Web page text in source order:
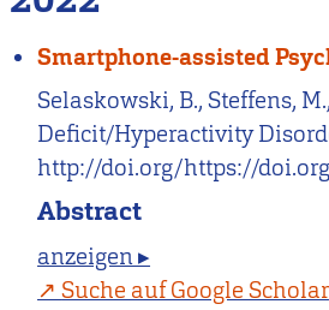
Smartphone-assisted
Selaskowski, B., Steffens,
Deficit/Hyperactivity
http://doi.org/https://
Abstract
anzeigen ▸
Suche auf Google Scholar